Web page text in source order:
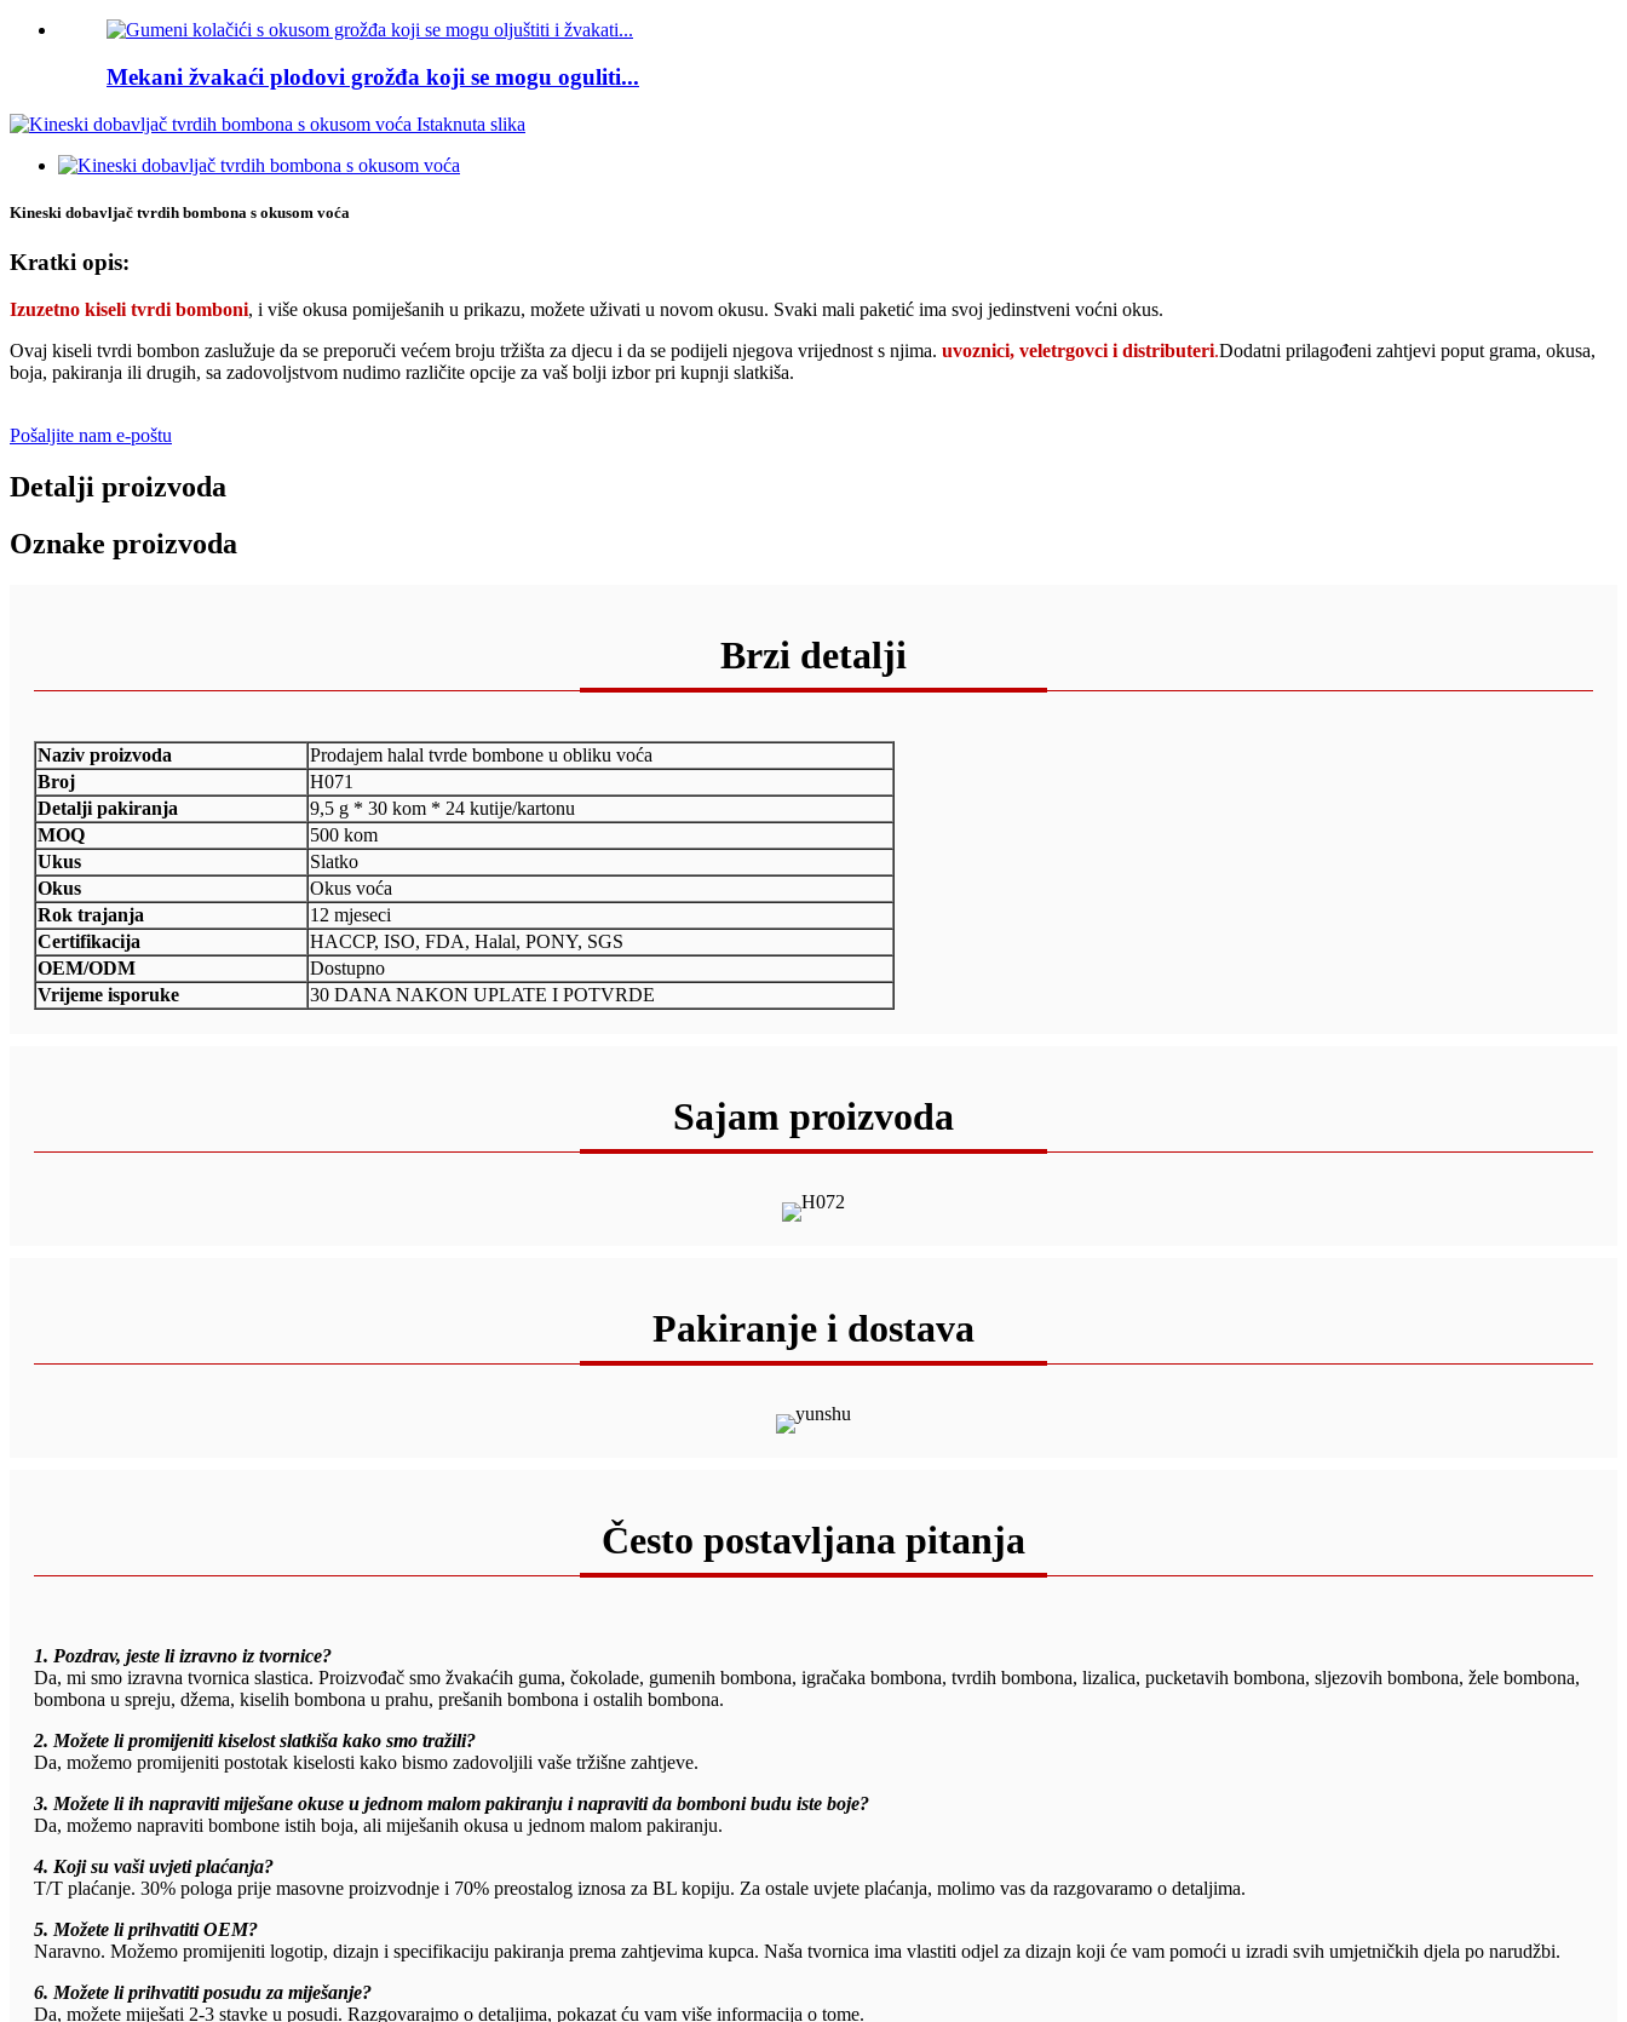
Mekani žvakaći plodovi grožđa koji se mogu oguliti...
Kineski dobavljač tvrdih bombona s okusom voća
Kratki opis:
Izuzetno kiseli tvrdi bomboni, i više okusa pomiješanih u prikazu, možete uživati ​​u novom okusu. Svaki mali paketić ima svoj jedinstveni voćni okus.
Ovaj kiseli tvrdi bombon zaslužuje da se preporuči većem broju tržišta za djecu i da se podijeli njegova vrijednost s njima. uvoznici, veletrgovci i distributeri.Dodatni prilagođeni zahtjevi poput grama, okusa,
boja, pakiranja ili drugih, sa zadovoljstvom nudimo različite opcije za vaš bolji izbor pri kupnji slatkiša.
Pošaljite nam e-poštu
Detalji proizvoda
Oznake proizvoda
Brzi detalji
Naziv proizvoda
Prodajem halal tvrde bombone u obliku voća
Broj
H071
Detalji pakiranja
9,5 g * 30 kom * 24 kutije/kartonu
MOQ
500 kom
Ukus
Slatko
Okus
Okus voća
Rok trajanja
12 mjeseci
Certifikacija
HACCP, ISO, FDA, Halal, PONY, SGS
OEM/ODM
Dostupno
Vrijeme isporuke
30 DANA NAKON UPLATE I POTVRDE
Sajam proizvoda
Pakiranje i dostava
Često postavljana pitanja
1. Pozdrav, jeste li izravno iz tvornice?
Da, mi smo izravna tvornica slastica. Proizvođač smo žvakaćih guma, čokolade, gumenih bombona, igračaka bombona, tvrdih bombona, lizalica, pucketavih bombona, sljezovih bombona, žele bombona,
bombona u spreju, džema, kiselih bombona u prahu, prešanih bombona i ostalih bombona.
2. Možete li promijeniti kiselost slatkiša kako smo tražili?
Da, možemo promijeniti postotak kiselosti kako bismo zadovoljili vaše tržišne zahtjeve.
3. Možete li ih napraviti miješane okuse u jednom malom pakiranju i napraviti da bomboni budu iste boje?
Da, možemo napraviti bombone istih boja, ali miješanih okusa u jednom malom pakiranju.
4. Koji su vaši uvjeti plaćanja?
T/T plaćanje. 30% pologa prije masovne proizvodnje i 70% preostalog iznosa za BL kopiju. Za ostale uvjete plaćanja, molimo vas da razgovaramo o detaljima.
5. Možete li prihvatiti OEM?
Naravno. Možemo promijeniti logotip, dizajn i specifikaciju pakiranja prema zahtjevima kupca. Naša tvornica ima vlastiti odjel za dizajn koji će vam pomoći u izradi svih umjetničkih djela po narudžbi.
6. Možete li prihvatiti posudu za miješanje?
Da, možete miješati 2-3 stavke u posudi. Razgovarajmo o detaljima, pokazat ću vam više informacija o tome.